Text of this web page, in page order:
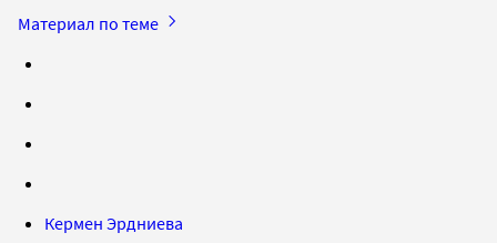
Материал по теме
Кермен Эрдниева